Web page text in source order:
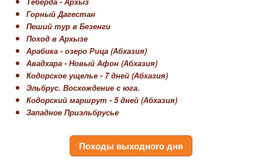
Горный Дагестан
Пеший тур в Безенги
Поход в Архызе
Арабика - озеро Рица (Абхазия)
Авадхара - Новый Афон (Абхазия)
Кодорское ущелье - 7 дней (Абхазия)
Эльбрус. Восхождение с юга.
Кодорский маршрут - 5 дней (Абхазия)
Западное Приэльбрусье
Походы выходного дня